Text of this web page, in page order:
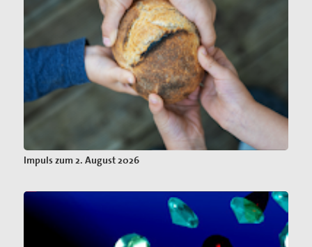
Impuls zum 2. August 2026